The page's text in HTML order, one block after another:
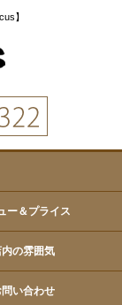
】
ー＆プライス
内の雰囲気
問い合わせ